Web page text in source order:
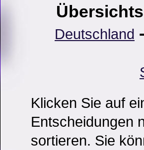
Deutschland
Klicken Sie auf
Entscheidungen
sortieren. Sie